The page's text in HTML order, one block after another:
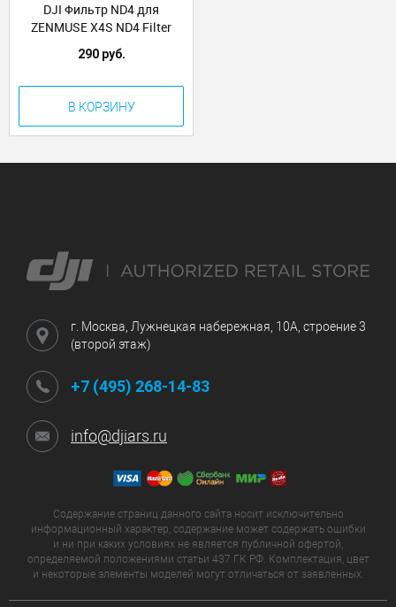
DJI Фильтр ND4 для
ZENMUSE X4S ND4 Filter
(Part7)
290 руб.
В КОРЗИНУ
г. Москва, Лужнецкая набережная, 10А, строение 3
(второй этаж)
+7 (495) 268-14-83
info@djiars.ru
Содержание страниц данного сайта носит исключительно
информационный характер, содержание может содержать ошибки
и ни при каких условиях не является публичной офертой,
определяемой положениями статьи 437 ГК РФ. Комплектация, цвет
и некоторые элементы моделей могут отличаться от заявленных.